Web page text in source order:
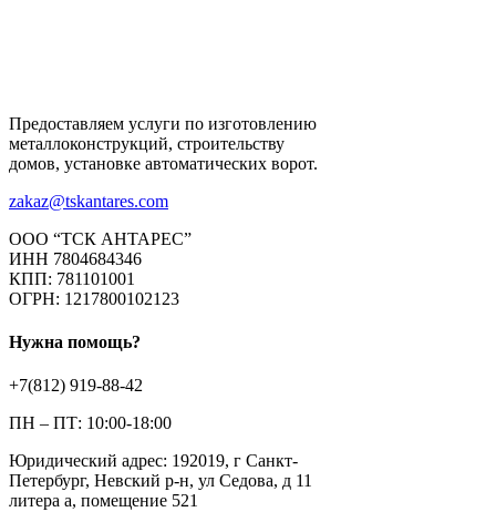
Предоставляем услуги по изготовлению
металлоконструкций, строительству
домов, установке автоматических ворот.
zakaz@tskantares.com
ООО “ТСК АНТАРЕС”
ИНН 7804684346
КПП: 781101001
ОГРН: 1217800102123
Нужна помощь?
+7(812) 919-88-42
ПН – ПТ: 10:00-18:00
Юридический адрес: 192019, г Санкт-
Петербург, Невский р-н, ул Седова, д 11
литера а, помещение 521